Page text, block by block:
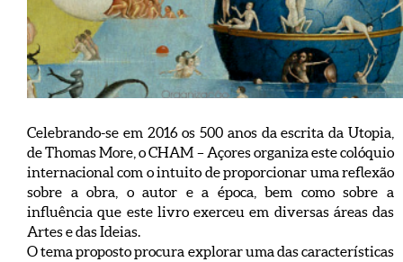
Celebrando-se em 2016 os 500 anos da escrita da Utopia,
de Thomas More, o CHAM – Açores organiza este colóquio
internacional com o intuito de proporcionar uma reflexão
sobre a obra, o autor e a época, bem como sobre a
influência que este livro exerceu em diversas áreas das
Artes e das Ideias.
O tema proposto procura explorar uma das características